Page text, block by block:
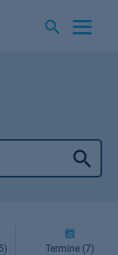
Termine (7)